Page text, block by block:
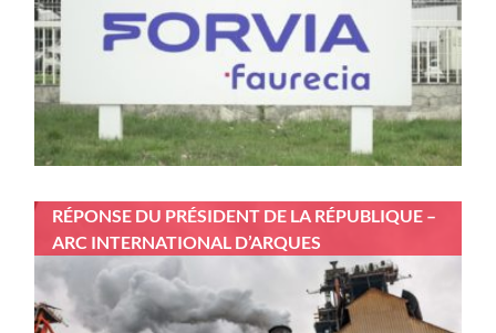
RÉPONSE DU PRÉSIDENT DE LA RÉPUBLIQUE –
ARC INTERNATIONAL D’ARQUES